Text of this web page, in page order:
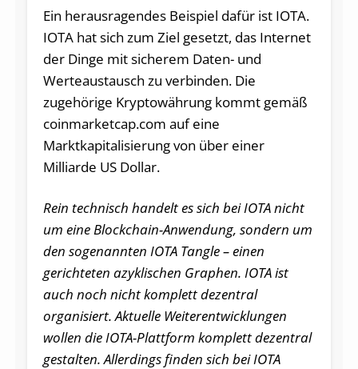
Ein herausragendes Beispiel dafür ist IOTA.
IOTA hat sich zum Ziel gesetzt, das Internet
der Dinge mit sicherem Daten- und
Werteaustausch zu verbinden. Die
zugehörige Kryptowährung kommt gemäß
coinmarketcap.com auf eine
Marktkapitalisierung von über einer
Milliarde US Dollar.
Rein technisch handelt es sich bei IOTA nicht
um eine Blockchain-Anwendung, sondern um
den sogenannten IOTA Tangle – einen
gerichteten azyklischen Graphen. IOTA ist
auch noch nicht komplett dezentral
organisiert. Aktuelle Weiterentwicklungen
wollen die IOTA-Plattform komplett dezentral
gestalten. Allerdings finden sich bei IOTA